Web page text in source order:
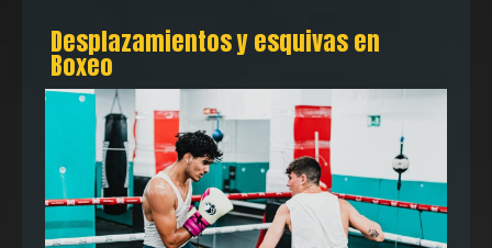
Desplazamientos y esquivas en
Boxeo